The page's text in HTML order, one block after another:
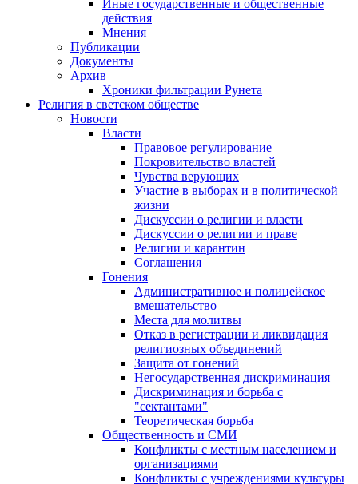
Иные государственные и общественные
действия
Мнения
Публикации
Документы
Архив
Хроники фильтрации Рунета
Религия в светском обществе
Новости
Власти
Правовое регулирование
Покровительство властей
Чувства верующих
Участие в выборах и в политической
жизни
Дискуссии о религии и власти
Дискуссии о религии и праве
Религии и карантин
Соглашения
Гонения
Административное и полицейское
вмешательство
Места для молитвы
Отказ в регистрации и ликвидация
религиозных объединений
Защита от гонений
Негосударственная дискриминация
Дискриминация и борьба с
"сектантами"
Теоретическая борьба
Общественность и СМИ
Конфликты с местным населением и
организациями
Конфликты с учреждениями культуры